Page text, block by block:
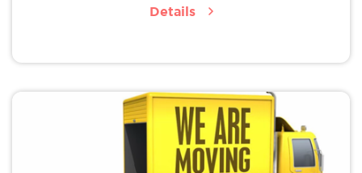
Details